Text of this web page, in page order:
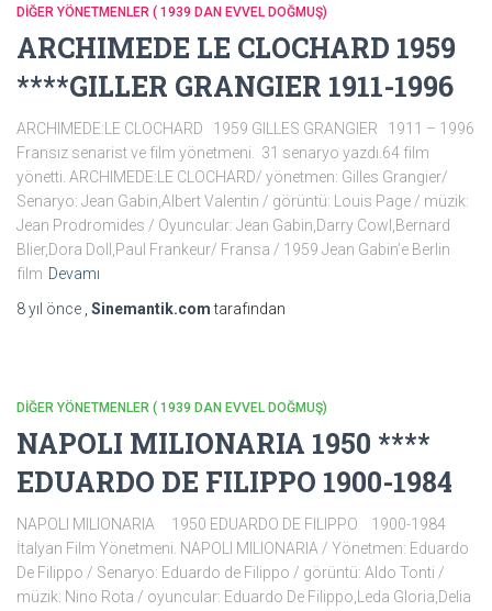
DİĞER YÖNETMENLER ( 1939 DAN EVVEL DOĞMUŞ)
ARCHIMEDE LE CLOCHARD 1959
****GILLER GRANGIER 1911-1996
ARCHIMEDE:LE CLOCHARD 1959 GILLES GRANGIER 1911 – 1996
Fransız senarist ve film yönetmeni. 31 senaryo yazdı.64 film
yönetti. ARCHIMEDE:LE CLOCHARD/ yönetmen: Gilles Grangier/
Senaryo: Jean Gabin,Albert Valentin / görüntü: Louis Page / müzik:
Jean Prodromides / Oyuncular: Jean Gabin,Darry Cowl,Bernard
Blier,Dora Doll,Paul Frankeur/ Fransa / 1959 Jean Gabin’e Berlin
film Devamı
8 yıl önce Sinemantik.comtarafından
DİĞER YÖNETMENLER ( 1939 DAN EVVEL DOĞMUŞ)
NAPOLI MILIONARIA 1950 ****
EDUARDO DE FILIPPO 1900-1984
NAPOLI MILIONARIA 1950 EDUARDO DE FILIPPO 1900-1984
İtalyan Film Yönetmeni. NAPOLI MILIONARIA / Yönetmen: Eduardo
De Filippo / Senaryo: Eduardo de Filippo / görüntü: Aldo Tonti /
müzik: Nino Rota / oyuncular: Eduardo De Filippo,Leda Gloria,Delia